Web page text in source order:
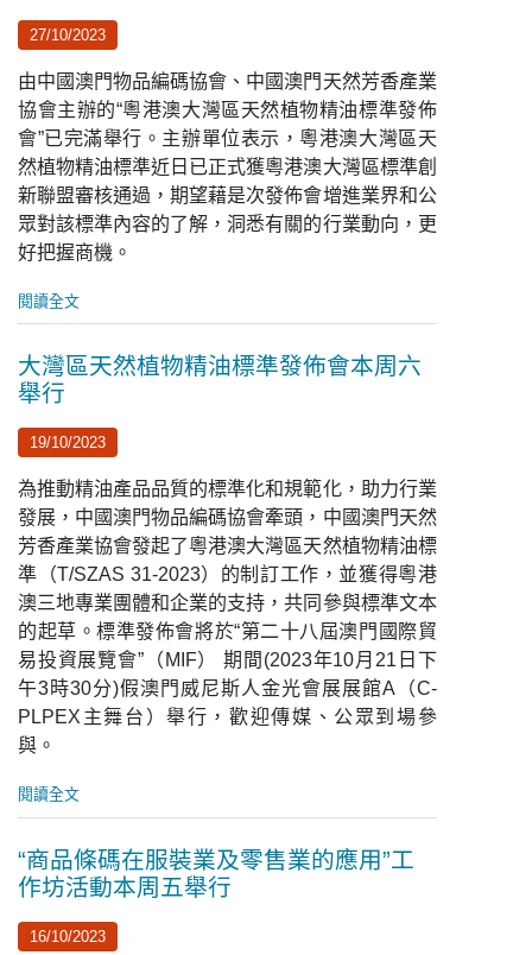
27/10/2023
由中國澳門物品編碼協會、中國澳門天然芳香產業
協會主辦的“粵港澳大灣區天然植物精油標準發佈
會”已完滿舉行。主辦單位表示，粵港澳大灣區天
然植物精油標準近日已正式獲粵港澳大灣區標準創
新聯盟審核通過，期望藉是次發佈會增進業界和公
眾對該標準內容的了解，洞悉有關的行業動向，更
好把握商機。
閱讀全文
大灣區天然植物精油標準發佈會本周六
舉行
19/10/2023
為推動精油產品品質的標準化和規範化，助力行業
發展，中國澳門物品編碼協會牽頭，中國澳門天然
芳香產業協會發起了粵港澳大灣區天然植物精油標
準（T/SZAS 31-2023）的制訂工作，並獲得粵港
澳三地專業團體和企業的支持，共同參與標準文本
的起草。標準發佈會將於“第二十八屆澳門國際貿
易投資展覽會”（MIF） 期間(2023年10月21日下
午3時30分)假澳門威尼斯人金光會展展館A（C-
PLPEX主舞台）舉行，歡迎傳媒、公眾到場參
與。
閱讀全文
“商品條碼在服裝業及零售業的應用”工
作坊活動本周五舉行
16/10/2023